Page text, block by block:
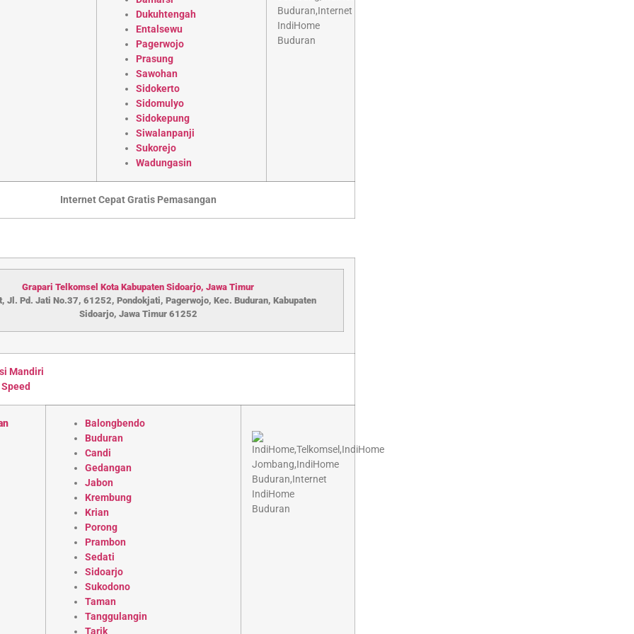
Dukuhtengah
Entalsewu
Pagerwojo
Prasung
Sawohan
Sidokerto
Sidomulyo
Sidokepung
Siwalanpanji
Sukorejo
Wadungasin
Internet Cepat Gratis Pemasangan
Grapari Telkomsel Kota Kabupaten Sidoarjo, Jawa Timur
Jl. Pd. Jati No.37, 61252, Pondokjati, Pagerwojo, Kec. Buduran, Kabupaten
Sidoarjo, Jawa Timur 61252
Mandiri
Balongbendo
Buduran
Candi
Gedangan
Jabon
Krembung
Krian
Porong
Prambon
Sedati
Sidoarjo
Sukodono
Taman
Tanggulangin
Tarik